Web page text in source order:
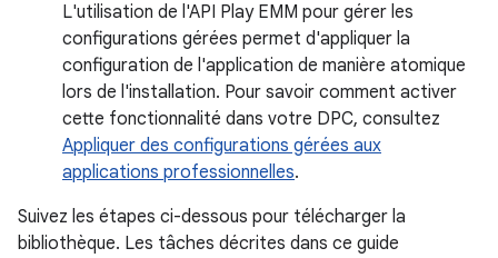
L'utilisation de l'API Play EMM pour gérer les
configurations gérées permet d'appliquer la
configuration de l'application de manière atomique
lors de l'installation. Pour savoir comment activer
cette fonctionnalité dans votre DPC, consultez
Appliquer des configurations gérées aux
applications professionnelles.
Suivez les étapes ci-dessous pour télécharger la
bibliothèque. Les tâches décrites dans ce guide